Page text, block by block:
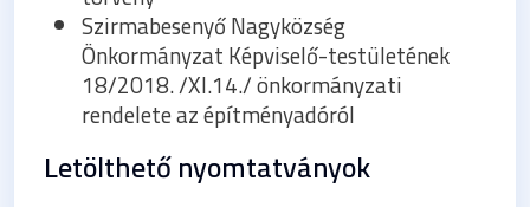
Szirmabesenyő Nagyközség
Önkormányzat Képviselő-testületének
18/2018. /XI.14./ önkormányzati
rendelete az építményadóról
Letölthető nyomtatványok